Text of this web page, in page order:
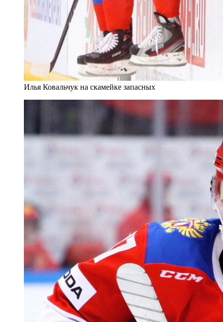
Илья Ковальчук на скамейке запасных